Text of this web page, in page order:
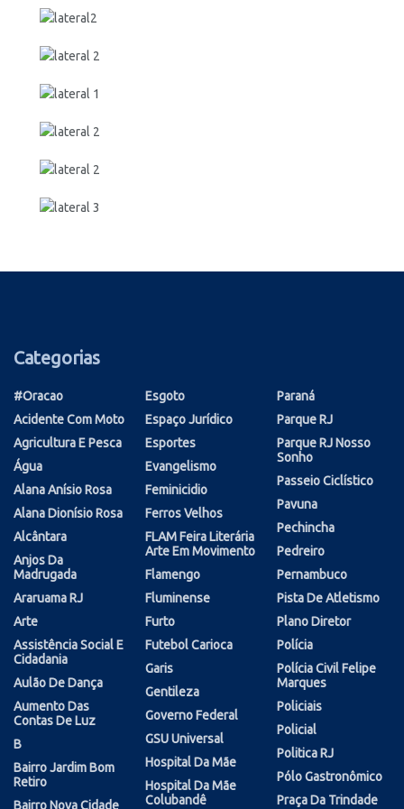
Categorias
#oracao
Acidente Com Moto
Agricultura E Pesca
Água
Alana Anísio Rosa
Alana Dionísio Rosa
Alcântara
Anjos Da
Madrugada
Araruama RJ
Arte
Assistência Social E
Cidadania
Aulão De Dança
Aumento Das
Contas De Luz
B
Bairro Jardim Bom
Retiro
Bairro Nova Cidade
Esgoto
Espaço Jurídico
Esportes
Evangelismo
Feminicidio
Ferros Velhos
FLAM Feira Literária
Arte Em Movimento
Flamengo
Fluminense
Furto
Futebol Carioca
Garis
Gentileza
Governo Federal
GSU Universal
Hospital Da Mãe
Hospital Da Mãe
Colubandê
Paraná
Parque RJ
Parque RJ Nosso
Sonho
Passeio Ciclístico
Pavuna
Pechincha
Pedreiro
Pernambuco
Pista De Atletismo
Plano Diretor
Polícia
Polícia Civil Felipe
Marques
Policiais
Policial
Politica RJ
Pólo Gastronômico
Praça Da Trindade